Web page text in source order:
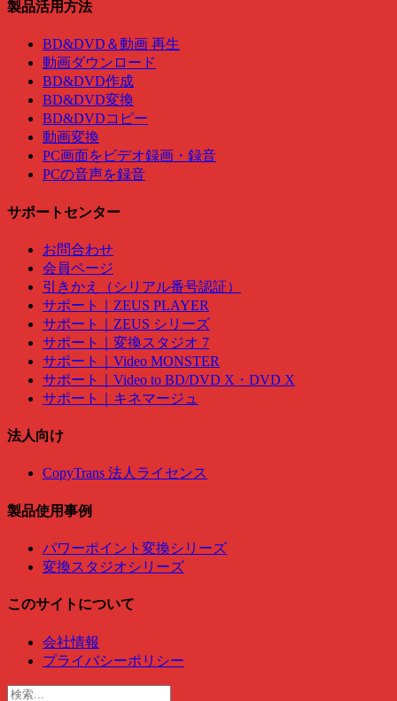
製品活用方法
BD&DVD＆動画 再生
動画ダウンロード
BD&DVD作成
BD&DVD変換
BD&DVDコピー
動画変換
PC画面をビデオ録画・録音
PCの音声を録音
サポートセンター
お問合わせ
会員ページ
引きかえ（シリアル番号認証）
サポート｜ZEUS PLAYER
サポート｜ZEUS シリーズ
サポート｜変換スタジオ 7
サポート｜Video MONSTER
サポート｜Video to BD/DVD X・DVD X
サポート｜キネマージュ
法人向け
CopyTrans 法人ライセンス
製品使用事例
パワーポイント変換シリーズ
変換スタジオシリーズ
このサイトについて
会社情報
プライバシーポリシー
検